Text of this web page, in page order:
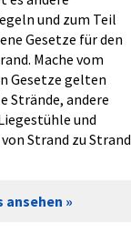
und zum Teil
Gesetze für den
Mache vom
Gesetze gelten
Strände, andere
und
Strand zu Strand
ansehen